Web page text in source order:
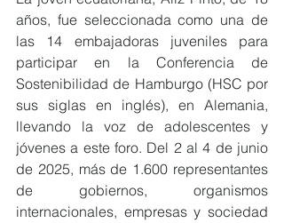
años, fue seleccionada como una de
las 14 embajadoras juveniles para
participar en la Conferencia de
Sostenibilidad de Hamburgo (HSC por
sus siglas en inglés), en Alemania,
llevando la voz de adolescentes y
jóvenes a este foro. Del 2 al 4 de junio
de 2025, más de 1.600 representantes
de gobiernos, organismos
internacionales, empresas y sociedad